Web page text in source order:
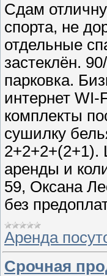
Сдам
спорта, не
отдельные
застеклён.
парковка.
интернет
комплекты
сушилку
2+2+2+(2+1).
аренды и
59, Оксана
без
Аренда
Срочная